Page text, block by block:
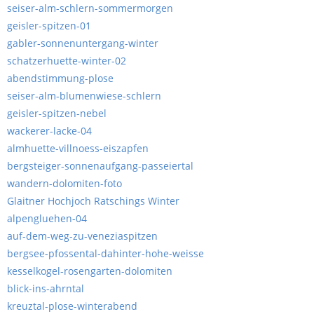
seiser-alm-schlern-sommermorgen
geisler-spitzen-01
gabler-sonnenuntergang-winter
schatzerhuette-winter-02
abendstimmung-plose
seiser-alm-blumenwiese-schlern
geisler-spitzen-nebel
wackerer-lacke-04
almhuette-villnoess-eiszapfen
bergsteiger-sonnenaufgang-passeiertal
wandern-dolomiten-foto
Glaitner Hochjoch Ratschings Winter
alpengluehen-04
auf-dem-weg-zu-veneziaspitzen
bergsee-pfossental-dahinter-hohe-weisse
kesselkogel-rosengarten-dolomiten
blick-ins-ahrntal
kreuztal-plose-winterabend